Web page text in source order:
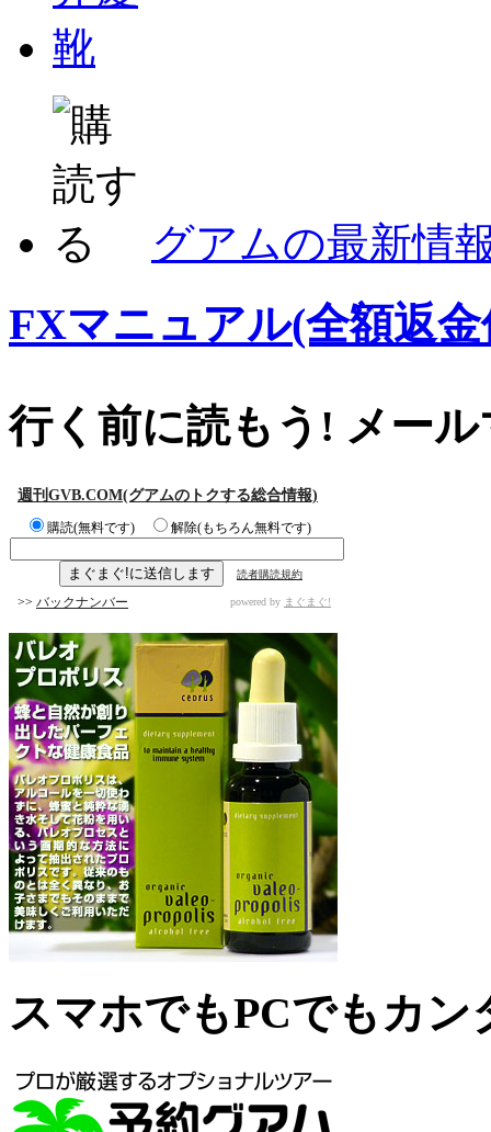
靴
グアムの最新情
FXマニュアル(全額返金
行く前に読もう! メー
週刊GVB.COM(グアムのトクする総合情報)
購読(無料です) 解除(もちろん無料です)
読者購読規約
>> バックナンバー powered by まぐまぐ!
スマホでもPCでもカ